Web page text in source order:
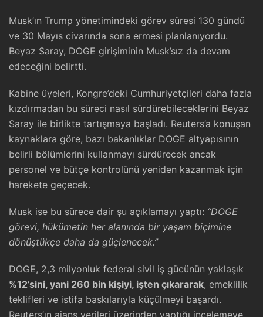
Musk’ın Trump yönetimindeki görev süresi 130 gündü
ve 30 Mayıs civarında sona ermesi planlanıyordu.
Beyaz Saray, DOGE girişiminin Musk’sız da devam
edeceğini belirtti.
Kabine üyeleri, Kongre’deki Cumhuriyetçileri daha fazla
kızdırmadan bu süreci nasıl sürdürebileceklerini Beyaz
Saray ile birlikte tartışmaya başladı. Reuters’a konuşan
kaynaklara göre, bazı bakanlıklar DOGE altyapısının
belirli bölümlerini kullanmayı sürdürecek ancak
personel ve bütçe kontrolünü yeniden kazanmak için
harekete geçecek.
Musk ise bu sürece dair şu açıklamayı yaptı: “DOGE
görevi, hükümetin her alanında bir yaşam biçimine
dönüştükçe daha da güçlenecek.”
DOGE, 2,3 milyonluk federal sivil iş gücünün yaklaşık
%12’sini, yani 260 bin kişiyi, işten çıkararak, emeklilik
teklifleri ve istifa baskılarıyla küçülmeyi başardı.
Reuters’ın ajans verileri üzerinden yaptığı incelemeye